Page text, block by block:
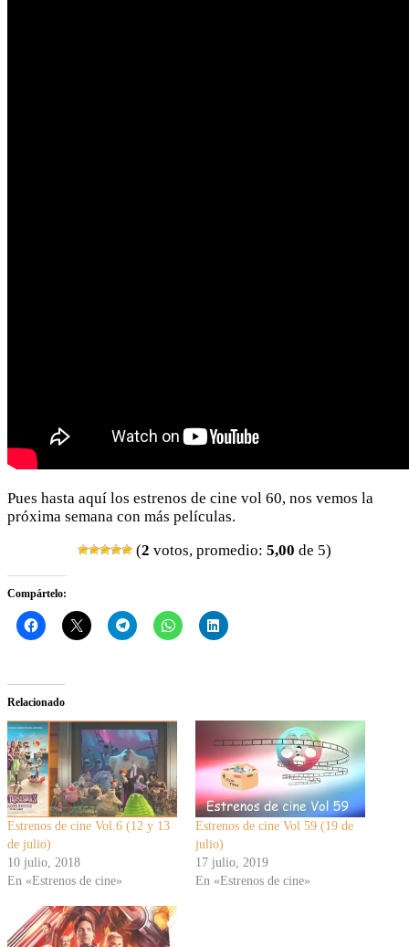
Pues hasta aquí los estrenos de cine vol 60, nos vemos la
próxima semana con más películas.
(2 votos, promedio: 5,00 de 5)
Compártelo:
Relacionado
Estrenos de cine Vol.6 (12 y 13
de julio)
10 julio, 2018
En «Estrenos de cine»
Estrenos de cine Vol 59 (19 de
julio)
17 julio, 2019
En «Estrenos de cine»